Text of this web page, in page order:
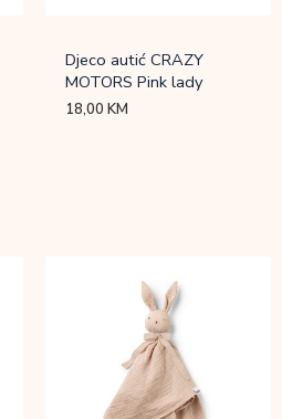
Djeco autić CRAZY
MOTORS Pink lady
18,00KM